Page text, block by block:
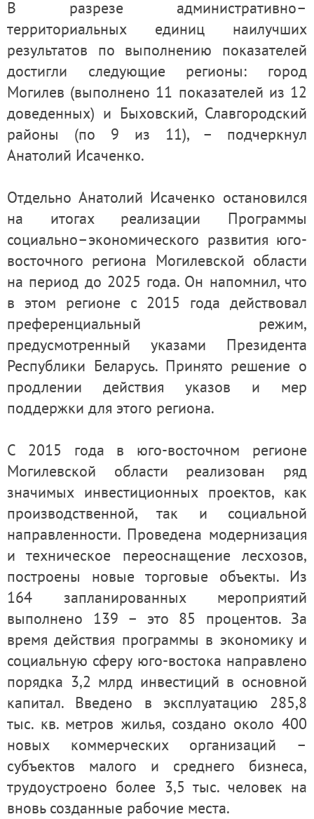
В разрезе административно–
территориальных единиц наилучших
результатов по выполнению показателей
достигли следующие регионы: город
Могилев (выполнено 11 показателей из 12
доведенных) и Быховский, Славгородский
районы (по 9 из 11), – подчеркнул
Анатолий Исаченко.
Отдельно Анатолий Исаченко остановился
на итогах реализации Программы
социально–экономического развития юго-
восточного региона Могилевской области
на период до 2025 года. Он напомнил, что
в этом регионе с 2015 года действовал
преференциальный режим,
предусмотренный указами Президента
Республики Беларусь. Принято решение о
продлении действия указов и мер
поддержки для этого региона.
С 2015 года в юго-восточном регионе
Могилевской области реализован ряд
значимых инвестиционных проектов, как
производственной, так и социальной
направленности. Проведена модернизация
и техническое переоснащение лесхозов,
построены новые торговые объекты. Из
164 запланированных мероприятий
выполнено 139 – это 85 процентов. За
время действия программы в экономику и
социальную сферу юго-востока направлено
порядка 3,2 млрд инвестиций в основной
капитал. Введено в эксплуатацию 285,8
тыс. кв. метров жилья, создано около 400
новых коммерческих организаций –
субъектов малого и среднего бизнеса,
трудоустроено более 3,5 тыс. человек на
вновь созданные рабочие места.